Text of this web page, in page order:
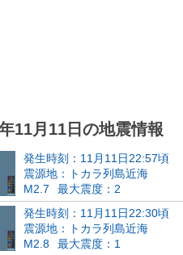
11月11日の地震情報
発生時刻：11月11日22:57頃
震源地：トカラ列島近海
M2.7
最大震度：2
発生時刻：11月11日22:30頃
震源地：トカラ列島近海
M2.8
最大震度：1